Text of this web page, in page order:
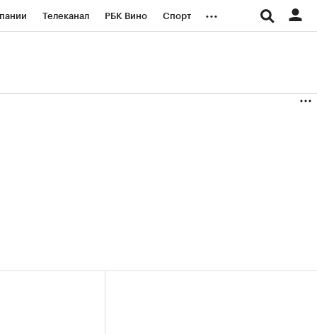
Телеканал РБК Вино Спорт ...